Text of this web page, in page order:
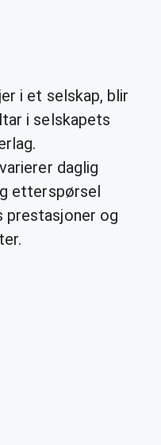
i et selskap, blir
i selskapets
daglig
etterspørsel
prestasjoner og